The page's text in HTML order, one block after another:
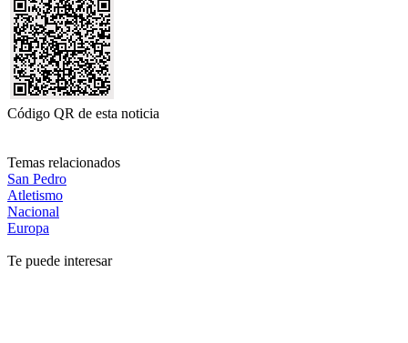
Código QR de esta noticia
Temas relacionados
San Pedro
Atletismo
Nacional
Europa
Te puede interesar